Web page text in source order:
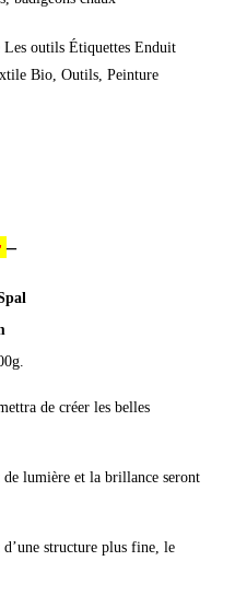
Les outils Étiquettes Enduit
Bio Outils Peinture
–
de créer les belles
lumière et la brillance seront
d’une structure plus fine, le